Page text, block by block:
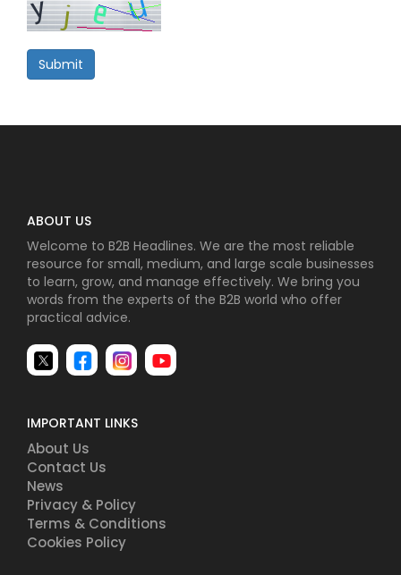
Submit
ABOUT US
Welcome to B2B Headlines. We are the most reliable
resource for small, medium, and large scale businesses
to learn, grow, and manage effectively. We bring you
words from the experts of the B2B world who offer
practical advice.
IMPORTANT LINKS
About Us
Contact Us
News
Privacy & Policy
Terms & Conditions
Cookies Policy